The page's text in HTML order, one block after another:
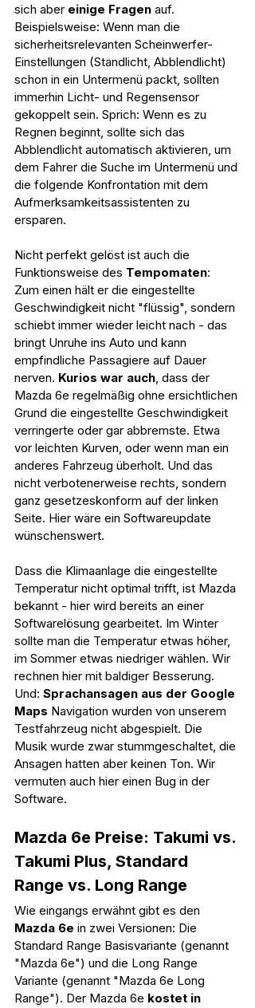
sich aber einige Fragen auf.
Beispielsweise: Wenn man die
sicherheitsrelevanten Scheinwerfer-
Einstellungen (Standlicht, Abblendlicht)
schon in ein Untermenü packt, sollten
immerhin Licht- und Regensensor
gekoppelt sein. Sprich: Wenn es zu
Regnen beginnt, sollte sich das
Abblendlicht automatisch aktivieren, um
dem Fahrer die Suche im Untermenü und
die folgende Konfrontation mit dem
Aufmerksamkeitsassistenten zu
ersparen.
Nicht perfekt gelöst ist auch die
Funktionsweise des Tempomaten:
Zum einen hält er die eingestellte
Geschwindigkeit nicht "flüssig", sondern
schiebt immer wieder leicht nach - das
bringt Unruhe ins Auto und kann
empfindliche Passagiere auf Dauer
nerven. Kurios war auch, dass der
Mazda 6e regelmäßig ohne ersichtlichen
Grund die eingestellte Geschwindigkeit
verringerte oder gar abbremste. Etwa
vor leichten Kurven, oder wenn man ein
anderes Fahrzeug überholt. Und das
nicht verbotenerweise rechts, sondern
ganz gesetzeskonform auf der linken
Seite. Hier wäre ein Softwareupdate
wünschenswert.
Dass die Klimaanlage die eingestellte
Temperatur nicht optimal trifft, ist Mazda
bekannt - hier wird bereits an einer
Softwarelösung gearbeitet. Im Winter
sollte man die Temperatur etwas höher,
im Sommer etwas niedriger wählen. Wir
rechnen hier mit baldiger Besserung.
Und: Sprachansagen aus der Google
Maps Navigation wurden von unserem
Testfahrzeug nicht abgespielt. Die
Musik wurde zwar stummgeschaltet, die
Ansagen hatten aber keinen Ton. Wir
vermuten auch hier einen Bug in der
Software.
Mazda 6e Preise: Takumi vs.
Takumi Plus, Standard
Range vs. Long Range
Wie eingangs erwähnt gibt es den
Mazda 6e in zwei Versionen: Die
Standard Range Basisvariante (genannt
"Mazda 6e") und die Long Range
Variante (genannt "Mazda 6e Long
Range"). Der Mazda 6e kostet in